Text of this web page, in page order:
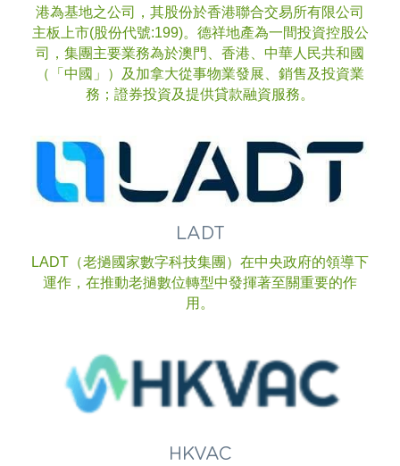
港為基地之公司，其股份於香港聯合交易所有限公司
主板上市(股份代號:199)。德祥地產為一間投資控股公
司，集團主要業務為於澳門、香港、中華人民共和國
（「中國」）及加拿大從事物業發展、銷售及投資業
務；證券投資及提供貸款融資服務。
LADT
LADT（老撾國家數字科技集團）在中央政府的領導下
運作，在推動老撾數位轉型中發揮著至關重要的作
用。
HKVAC